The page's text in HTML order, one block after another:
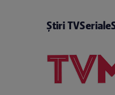
Știri TVSeriale